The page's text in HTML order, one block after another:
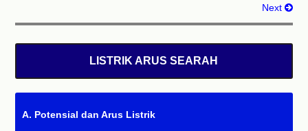
Next
LISTRIK ARUS SEARAH
A. Potensial dan Arus Listrik